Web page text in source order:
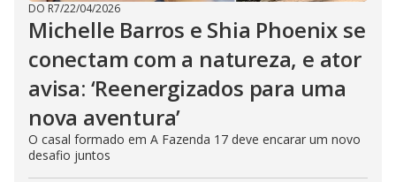
DO R7/22/04/2026
Michelle Barros e Shia Phoenix se
conectam com a natureza, e ator
avisa: ‘Reenergizados para uma
nova aventura’
O casal formado em A Fazenda 17 deve encarar um novo
desafio juntos